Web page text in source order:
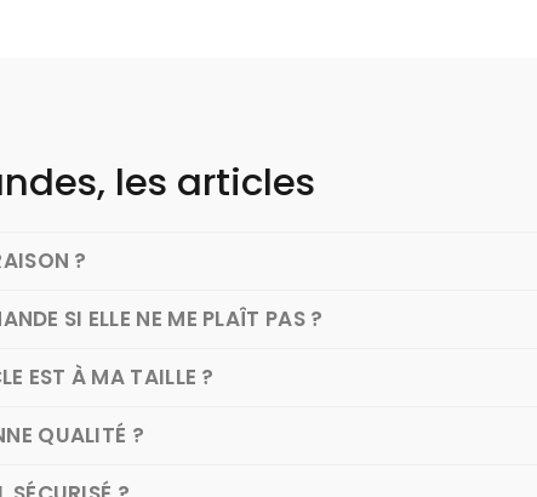
les articles
?
SI ELLE NE ME PLAÎT PAS ?
EST À MA TAILLE ?
QUALITÉ ?